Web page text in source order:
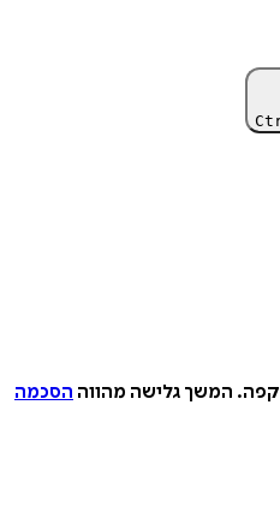
המשך גלישה מהווההסכמה